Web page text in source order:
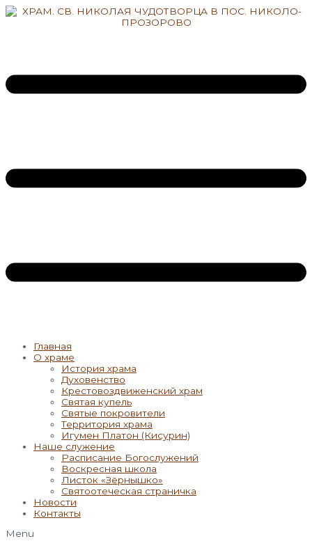
Перейти
Главная
О храме
История храма
Духовенство
Крестовоздвиженский храм
Святая купель
Святые покровители
Территория храма
Игумен Платон (Кисурин)
Наше служение
Расписание Богослужений
Воскресная школа
Листок «Зёрнышко»
Святоотеческая страничка
Новости
Контакты
Menu